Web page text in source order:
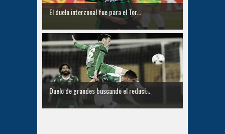
El duelo interzonal fue para el Tor...
Duelo de grandes buscando el reduci...